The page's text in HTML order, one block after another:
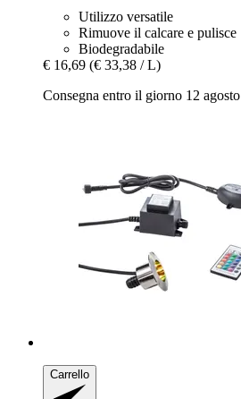
Utilizzo versatile
Rimuove il calcare e pulisce
Biodegradabile
€ 16,69 (€ 33,38 / L)
Consegna entro il giorno 12 agosto
Carrello